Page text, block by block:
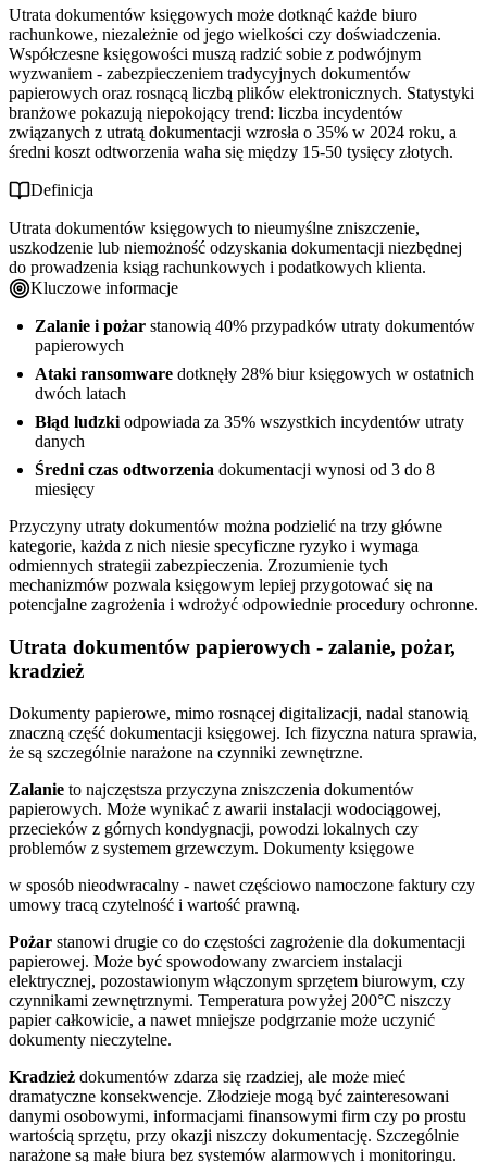
Przypadek 3: Przypadkowe usunięcie bazy danych przez pracownika
Warunki pokrycia i wymagania ubezpieczyciela
Limity odszkodowań i udziały własne
Backup dokumentów elektronicznych - częstotliwość i lokalizacja
Digitalizacja i archiwizacja dokumentów papierowych
Kontrola dostępu i monitoring bezpieczeństwa
Utrata dokumentów księgowych może dotknąć każde biuro
rachunkowe, niezależnie od jego wielkości czy doświadczenia.
Współczesne księgowości muszą radzić sobie z podwójnym
wyzwaniem - zabezpieczeniem tradycyjnych dokumentów
papierowych oraz rosnącą liczbą plików elektronicznych. Statystyki
branżowe pokazują niepokojący trend: liczba incydentów
związanych z utratą dokumentacji wzrosła o 35% w 2024 roku, a
średni koszt odtworzenia waha się między 15-50 tysięcy złotych.
Definicja
Utrata dokumentów księgowych to nieumyślne zniszczenie,
uszkodzenie lub niemożność odzyskania dokumentacji niezbędnej
do prowadzenia ksiąg rachunkowych i podatkowych klienta.
Kluczowe informacje
Zalanie i pożar stanowią 40% przypadków utraty dokumentów
papierowych
Ataki ransomware dotknęły 28% biur księgowych w ostatnich
dwóch latach
Błąd ludzki odpowiada za 35% wszystkich incydentów utraty
danych
Średni czas odtworzenia dokumentacji wynosi od 3 do 8
miesięcy
Przyczyny utraty dokumentów można podzielić na trzy główne
kategorie, każda z nich niesie specyficzne ryzyko i wymaga
odmiennych strategii zabezpieczenia. Zrozumienie tych
mechanizmów pozwala księgowym lepiej przygotować się na
potencjalne zagrożenia i wdrożyć odpowiednie procedury ochronne.
Utrata dokumentów papierowych - zalanie, pożar,
kradzież
Dokumenty papierowe, mimo rosnącej digitalizacji, nadal stanowią
znaczną część dokumentacji księgowej. Ich fizyczna natura sprawia,
że są szczególnie narażone na czynniki zewnętrzne.
Zalanie to najczęstsza przyczyna zniszczenia dokumentów
papierowych. Może wynikać z awarii instalacji wodociągowej,
przecieków z górnych kondygnacji, powodzi lokalnych czy
problemów z systemem grzewczym. Dokumenty księgowe
w sposób nieodwracalny - nawet częściowo namoczone faktury czy
umowy tracą czytelność i wartość prawną.
Pożar stanowi drugie co do częstości zagrożenie dla dokumentacji
papierowej. Może być spowodowany zwarciem instalacji
elektrycznej, pozostawionym włączonym sprzętem biurowym, czy
czynnikami zewnętrznymi. Temperatura powyżej 200°C niszczy
papier całkowicie, a nawet mniejsze podgrzanie może uczynić
dokumenty nieczytelne.
Kradzież dokumentów zdarza się rzadziej, ale może mieć
dramatyczne konsekwencje. Złodzieje mogą być zainteresowani
danymi osobowymi, informacjami finansowymi firm czy po prostu
wartością sprzętu, przy okazji niszczy dokumentację. Szczególnie
narażone są małe biura bez systemów alarmowych i monitoringu.